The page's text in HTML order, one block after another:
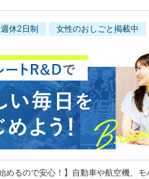
休2日制 女性のおしごと掲載中
めるので安心！】自動車や航空機、